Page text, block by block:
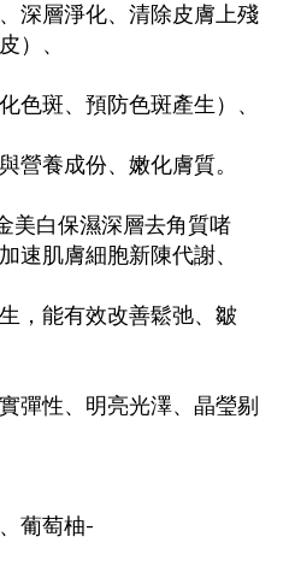
深層淨化、清除皮膚上殘
）、
色斑、預防色斑產生）、
營養成份、嫩化膚質。
美白保濕深層去角質啫
速肌膚細胞新陳代謝、
，能有效改善鬆弛、皺
彈性、明亮光澤、晶瑩剔
葡萄柚-